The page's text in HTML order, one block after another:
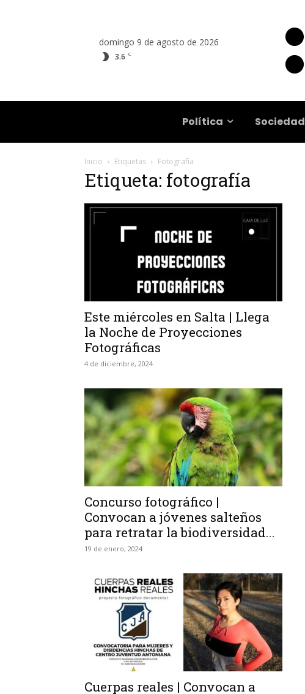
domingo 9 de agosto de 2026
3.6 C
Política Sociedad
Inicio Etiquetas Fotografía
Etiqueta: fotografía
Este miércoles en Salta | Llega
la Noche de Proyecciones
Fotográficas
4 de diciembre, 2024
Concurso fotográfico |
Convocan a jóvenes salteños
para retratar la biodiversidad...
19 de enero, 2024
Cuerpas reales | Convocan a